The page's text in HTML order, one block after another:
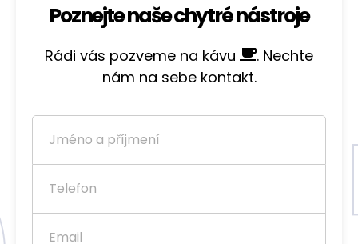
Poznejte naše chytré nástroje
Rádi vás pozveme na kávu
. Nechte
nám na sebe kontakt.